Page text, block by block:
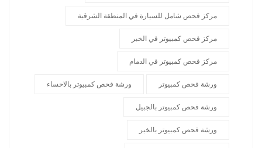
مركز فحص شامل للسيارة في المنطقة الشرقية
مركز فحص كمبيوتر في الخبر
مركز فحص كمبيوتر في الدمام
ورشة فحص كمبيوتر ورشة فحص كمبيوتر بالاحساء
ورشة فحص كمبيوتر بالجبيل
ورشة فحص كمبيوتر بالخبر